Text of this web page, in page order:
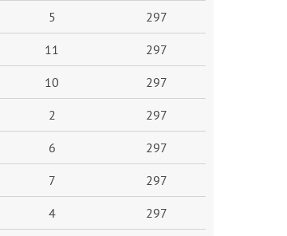
5 297
11 297
10 297
2 297
6 297
7 297
4 297